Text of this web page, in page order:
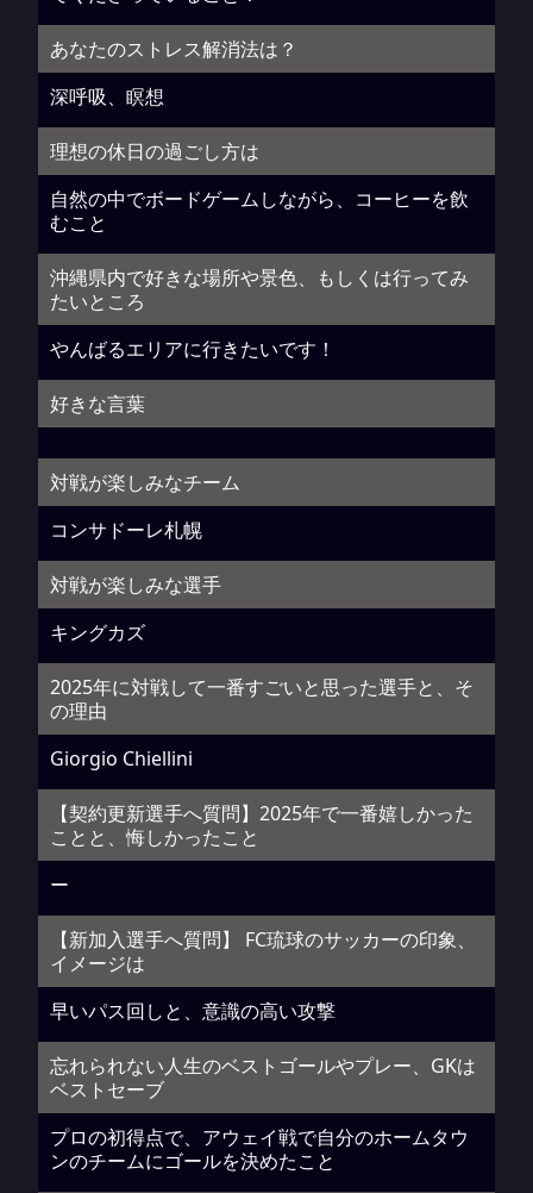
あなたのストレス解消法は？
深呼吸、瞑想
理想の休日の過ごし方は
自然の中でボードゲームしながら、コーヒーを飲
むこと
沖縄県内で好きな場所や景色、もしくは行ってみ
たいところ
やんばるエリアに行きたいです！
好きな言葉
対戦が楽しみなチーム
コンサドーレ札幌
対戦が楽しみな選手
キングカズ
2025年に対戦して一番すごいと思った選手と、そ
の理由
Giorgio Chiellini
【契約更新選手へ質問】2025年で一番嬉しかった
ことと、悔しかったこと
ー
【新加入選手へ質問】 FC琉球のサッカーの印象、
イメージは
早いパス回しと、意識の高い攻撃
忘れられない人生のベストゴールやプレー、GKは
ベストセーブ
プロの初得点で、アウェイ戦で自分のホームタウ
ンのチームにゴールを決めたこと